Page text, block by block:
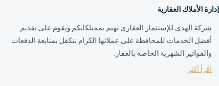
إدارة الأملاك العقارية
شركة الهدى للإستثمار العقاري تهتم بممتلكانكم وتقوم على تقديم
أفضل الخدمات للمحافظة على عملائها الكرام نتكفل بمتابعة الدفعات
والفواتير الشهرية الخاصة بالعقار.
اقرأ أكثر